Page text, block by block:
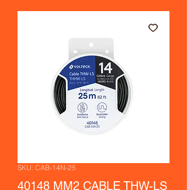
SKU: CAB-14N-25
40148 MM2 CABLE THW-LS